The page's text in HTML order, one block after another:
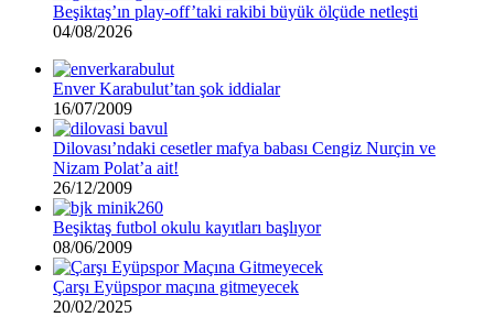
Beşiktaş’ın play-off’taki rakibi büyük ölçüde netleşti
04/08/2026
Enver Karabulut’tan şok iddialar
16/07/2009
Dilovası’ndaki cesetler mafya babası Cengiz Nurçin ve
Nizam Polat’a ait!
26/12/2009
Beşiktaş futbol okulu kayıtları başlıyor
08/06/2009
Çarşı Eyüpspor maçına gitmeyecek
20/02/2025